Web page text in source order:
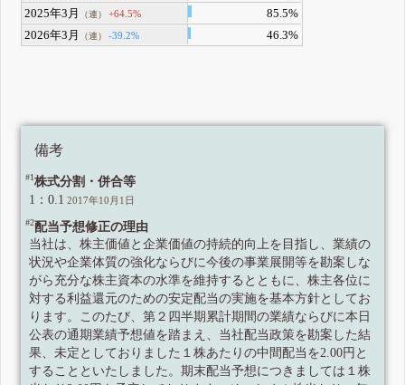
2025年3月
（連） +64.5%
85.5%
2026年3月
（連） -39.2% 46.3%
備考
#1株式分割・併合等
1：0.1 2017年10月1日
#2配当予想修正の理由
当社は、株主価値と企業価値の持続的向上を目指し、業績の
状況や企業体質の強化ならびに今後の事業展開等を勘案しな
がら充分な株主資本の水準を維持するとともに、株主各位に
対する利益還元のための安定配当の実施を基本方針としてお
ります。このたび、第２四半期累計期間の業績ならびに本日
公表の通期業績予想値を踏まえ、当社配当政策を勘案した結
果、未定としておりました１株あたりの中間配当を2.00円と
することといたしました。期末配当予想につきましては１株